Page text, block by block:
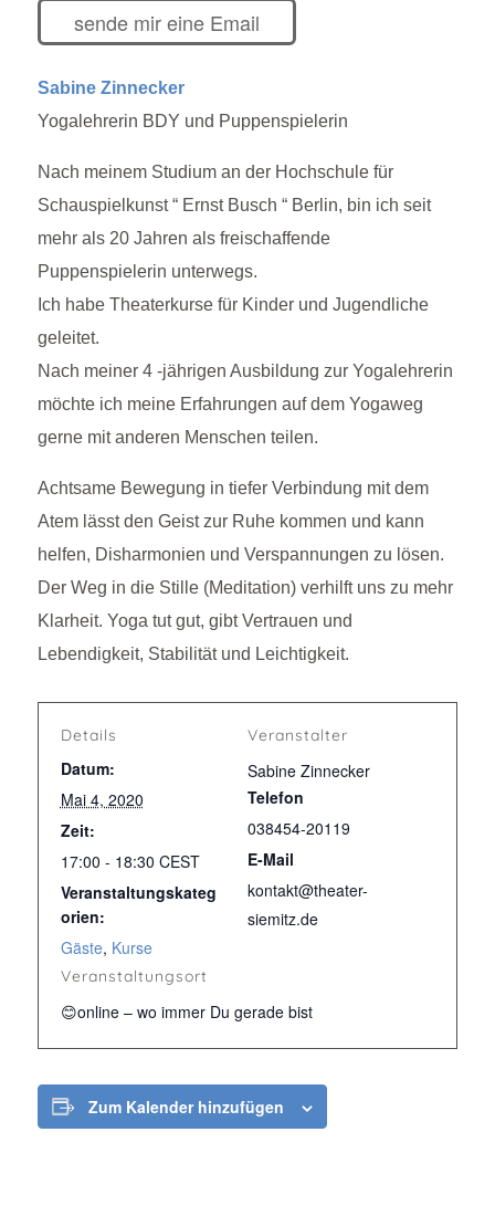
sende mir eine Email
Sabine Zinnecker
Yogalehrerin BDY und Puppenspielerin
Nach meinem Studium an der Hochschule für
Schauspielkunst “ Ernst Busch “ Berlin, bin ich seit
mehr als 20 Jahren als freischaffende
Puppenspielerin unterwegs.
Ich habe Theaterkurse für Kinder und Jugendliche
geleitet.
Nach meiner 4 -jährigen Ausbildung zur Yogalehrerin
möchte ich meine Erfahrungen auf dem Yogaweg
gerne mit anderen Menschen teilen.
Achtsame Bewegung in tiefer Verbindung mit dem
Atem lässt den Geist zur Ruhe kommen und kann
helfen, Disharmonien und Verspannungen zu lösen.
Der Weg in die Stille (Meditation) verhilft uns zu mehr
Klarheit. Yoga tut gut, gibt Vertrauen und
Lebendigkeit, Stabilität und Leichtigkeit.
Details
Datum:
Mai 4, 2020
Zeit:
17:00 - 18:30 CEST
Veranstaltungskateg
orien:
Gäste, Kurse
Veranstaltungsort
😊online – wo immer Du gerade bist
Veranstalter
Sabine Zinnecker
Telefon
038454-20119
E-Mail
kontakt@theater-
siemitz.de
Zum Kalender hinzufügen